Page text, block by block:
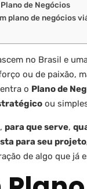
de Negócios
plano de negócios
no Brasil e
ou de paixão,
o Plano de
ou
, para que serve,
para seu
de algo que já